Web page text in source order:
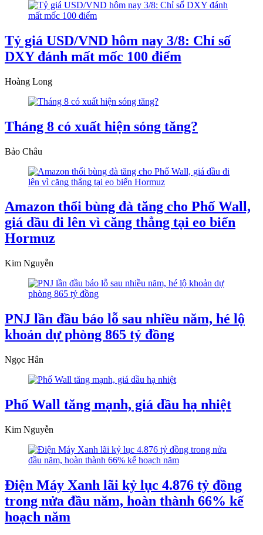
Tỷ giá USD/VND hôm nay 3/8: Chỉ số
DXY đánh mất mốc 100 điểm
Hoàng Long
Tháng 8 có xuất hiện sóng tăng?
Bảo Châu
Amazon thổi bùng đà tăng cho Phố Wall,
giá dầu đi lên vì căng thẳng tại eo biển
Hormuz
Kim Nguyễn
PNJ lần đầu báo lỗ sau nhiều năm, hé lộ
khoản dự phòng 865 tỷ đồng
Ngọc Hân
Phố Wall tăng mạnh, giá dầu hạ nhiệt
Kim Nguyễn
Điện Máy Xanh lãi kỷ lục 4.876 tỷ đồng
trong nửa đầu năm, hoàn thành 66% kế
hoạch năm